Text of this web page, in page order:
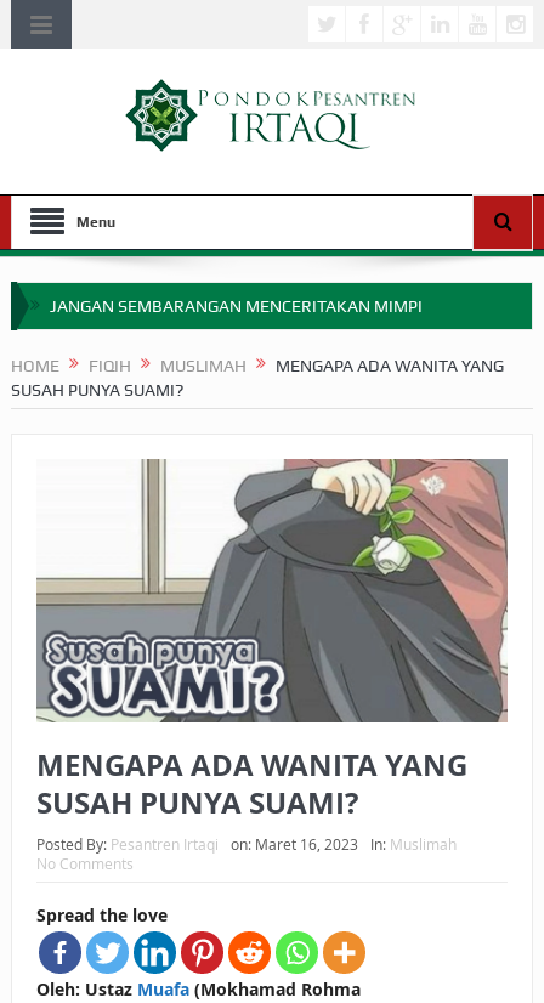
Menu
JANGAN SEMBARANGAN MENCERITAKAN MIMPI
MIMPI YANG DIABAIKAN MENJELANG PERANG BADAR
SEBELUM TIBA SAAT WAJIB?
HAKIKAT NIKMAT DI DUNIA!
BAGAIMANA CARA MEMBAYAR ZAKAT UANG?
UANG HARAM BISA MENJADI HALAL JIKA SEBAB
KEPEMILIKANNYA BERUBAH
ISTIDLAL BATIL VS ISTIDLAL SYAR’I
BAHASA CINTA KARENA ALLAH
HUKUM MEMBAYAR ZAKAT DENGAN CARA MENGANGSUR
HUKUM MEMBAYAR ZAKAT KEPADA KERABAT SENDIRI
HOME FIQIH MUSLIMAH
MENGAPA ADA WANITA YANG
SUSAH PUNYA SUAMI?
MENGAPA ADA WANITA YANG
SUSAH PUNYA SUAMI?
Posted By: Pesantren Irtaqi on: Maret 16, 2023 In: Muslimah
No Comments
Spread the love
Oleh: Ustaz Muafa(Mokhamad Rohma